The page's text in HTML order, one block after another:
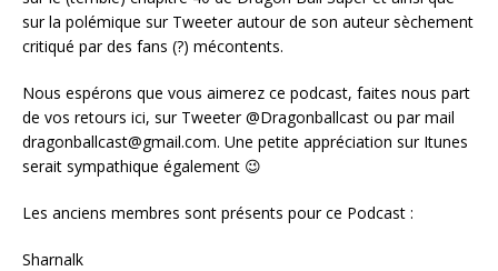
sur la polémique sur Tweeter autour de son auteur sèchement
critiqué par des fans (?) mécontents.
Nous espérons que vous aimerez ce podcast, faites nous part
de vos retours ici, sur Tweeter @Dragonballcast ou par mail
dragonballcast@gmail.com. Une petite appréciation sur Itunes
serait sympathique également 😉
Les anciens membres sont présents pour ce Podcast :
Sharnalk